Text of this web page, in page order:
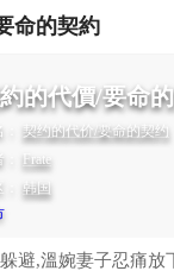
命的契約
的代價/要命
契约的代价/要命的契约
Frate
韩国
避,溫婉妻子忍痛放